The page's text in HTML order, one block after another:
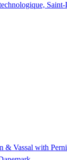
& Vassal with